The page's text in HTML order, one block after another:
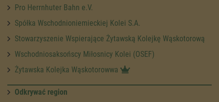
Pro Herrnhuter Bahn e.V.
Spółka Wschodnioniemieckiej Kolei S.A.
Stowarzyszenie Wspierające Żytawską Kolejkę Wąskotorową
Wschodniosaksońscy Miłosnicy Kolei (OSEF)
Żytawska Kolejka Wąskotorowwa
Odkrywać region